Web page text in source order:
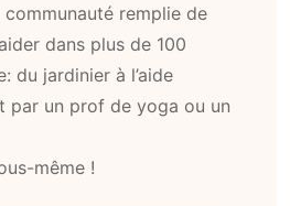
communauté remplie de
dans plus de 100
du jardinier à l’aide
par un prof de yoga ou un
même !